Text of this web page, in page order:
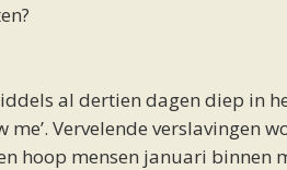
al dertien dagen diep in
me’. Vervelende
hoop mensen januari binnen